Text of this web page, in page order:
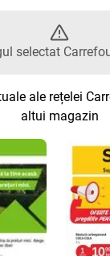
selectat
ale rețelei
altui magazin